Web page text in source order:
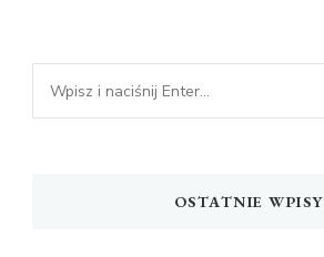
Szukasz
czegoś?
OSTATNIE WPISY